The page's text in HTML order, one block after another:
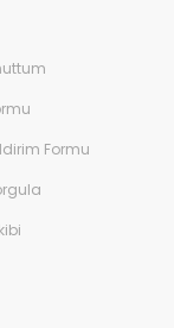
Formu